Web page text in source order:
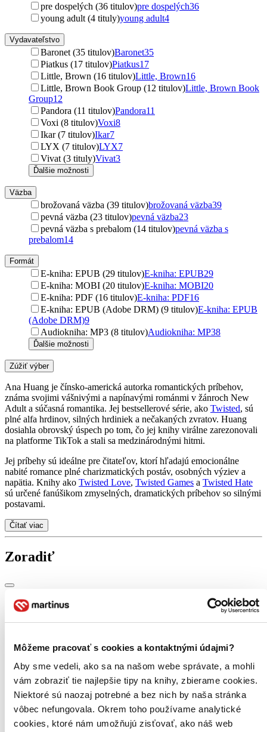
Môžeme pracovať s cookies a kontaktnými údajmi?
Aby sme vedeli, ako sa na našom webe správate, a mohli
vám zobraziť tie najlepšie tipy na knihy, zbierame cookies.
Niektoré sú naozaj potrebné a bez nich by naša stránka
vôbec nefungovala. Okrem toho používame analytické
cookies, ktoré nám umožňujú zisťovať, ako náš web
pre dospelých (36 titulov)pre dospelých36
young adult (4 tituly)young adult4
Vydavateľstvo
Baronet (35 titulov)Baronet35
Piatkus (17 titulov)Piatkus17
Little, Brown (16 titulov)Little, Brown16
Little, Brown Book Group (12 titulov)Little, Brown Book
Group12
Pandora (11 titulov)Pandora11
Voxi (8 titulov)Voxi8
Ikar (7 titulov)Ikar7
LYX (7 titulov)LYX7
Vivat (3 tituly)Vivat3
Ďalšie možnosti
Väzba
brožovaná väzba (39 titulov)brožovaná väzba39
pevná väzba (23 titulov)pevná väzba23
pevná väzba s prebalom (14 titulov)pevná väzba s
prebalom14
Formát
E-kniha: EPUB (29 titulov)E-kniha: EPUB29
E-kniha: MOBI (20 titulov)E-kniha: MOBI20
E-kniha: PDF (16 titulov)E-kniha: PDF16
E-kniha: EPUB (Adobe DRM) (9 titulov)E-kniha: EPUB
(Adobe DRM)9
Audiokniha: MP3 (8 titulov)Audiokniha: MP38
Ďalšie možnosti
Zúžiť výber
Ana Huang je čínsko-americká autorka romantických príbehov,
známa svojimi vášnivými a napínavými románmi v žánroch New
Adult a súčasná romantika. Jej bestsellerové série, ako Twisted, sú
plné alfa hrdinov, silných hrdiniek a nečakaných zvratov. Huang
dosiahla obrovský úspech po tom, čo jej knihy virálne zarezonovali
na platforme TikTok a stali sa medzinárodnými hitmi.
Jej príbehy sú ideálne pre čitateľov, ktorí hľadajú emocionálne
nabité romance plné charizmatických postáv, osobných výziev a
napätia. Knihy ako Twisted Love, Twisted Games a Twisted Hate
sú určené fanúšikom zmyselných, dramatických príbehov so silnými
postavami.
Čítať viac
Zoradiť
Top hodnotené
Najdrahšie
Najlacnejšie
Najvyššia zľava
116 produktov